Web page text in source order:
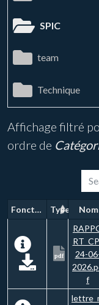
SPIC
team
Technique
Affichage filtré
ordre de
Fonctions Type Nom
pdf
RT_CP_
24-
f